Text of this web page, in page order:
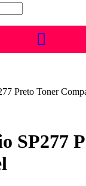
Preto Toner
SP277